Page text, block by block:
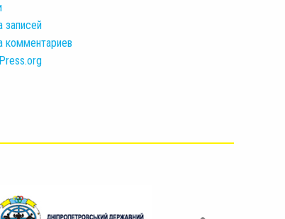
записей
комментариев